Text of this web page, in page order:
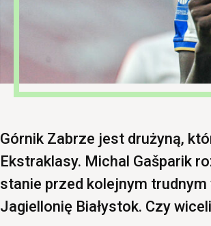
Górnik Zabrze jest drużyną,
Ekstraklasy. Michal Gašparik
stanie przed kolejnym
Jagiellonię Białystok. Czy